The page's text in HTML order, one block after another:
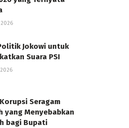
Jokowi untuk
Suara PSI
Seragam
yang Menyebabkan
bagi Bupati